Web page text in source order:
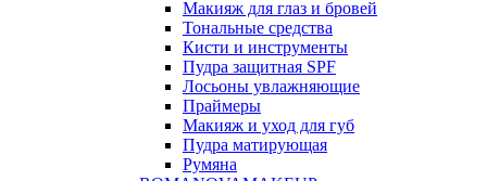
Макияж для глаз и бровей
Тональные средства
Кисти и инструменты
Пудра защитная SPF
Лосьоны увлажняющие
Праймеры
Макияж и уход для губ
Пудра матирующая
Румяна